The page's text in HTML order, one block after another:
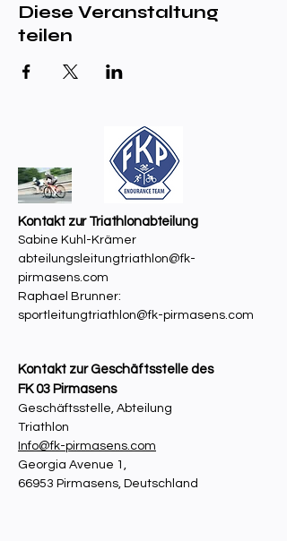
Diese Veranstaltung
teilen
Kontakt zur Triathlonabteilung
Sabine Kuhl-Krämer
abteilungsleitungtriathlon@fk-
pirmasens.com
Raphael Brunner:
sportleitungtriathlon@fk-pirmasens.com
Kontakt zur Geschäftsstelle des
FK 03 Pirmasens
Geschäftsstelle, Abteilung
Triathlon
Info@fk-pirmasens.com
Georgia Avenue 1,
66953 Pirmasens, Deutschland